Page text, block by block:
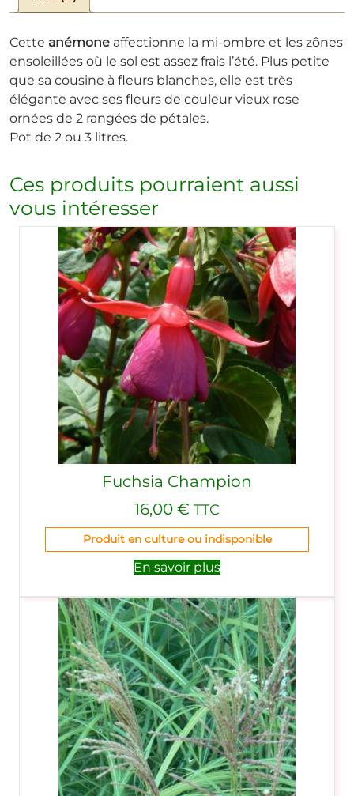
Cette anémone affectionne la mi-ombre et les zônes
ensoleillées où le sol est assez frais l’été. Plus petite
que sa cousine à fleurs blanches, elle est très
élégante avec ses fleurs de couleur vieux rose
ornées de 2 rangées de pétales.
Pot de 2 ou 3 litres.
Ces produits pourraient aussi
vous intéresser
Fuchsia Champion
16,00 € TTC
Produit en culture ou indisponible
En savoir plus